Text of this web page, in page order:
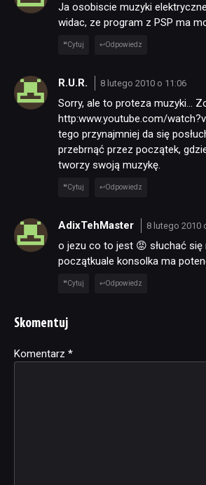
Ja osobiscie muzyki
widac, ze program z PSP ma
Cytuj Odpowiedz
R.U.R. 8 lutego 2010 o 11:06
Sorry, ale to proteza muzyki…
http:www.youtube.com/
tego przynajmniej da się
przebrnąć przez początek,
tworzy swoją muzykę.
Cytuj Odpowiedz
AdixTehMaster 8 lutego 2010
o jezu co to jest 😡 słuchać się
początkuale konsolka ma
Cytuj Odpowiedz
Skomentuj
Komentarz *
Alternative: